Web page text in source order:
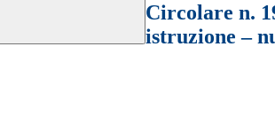
Circolare n.
istruzione –